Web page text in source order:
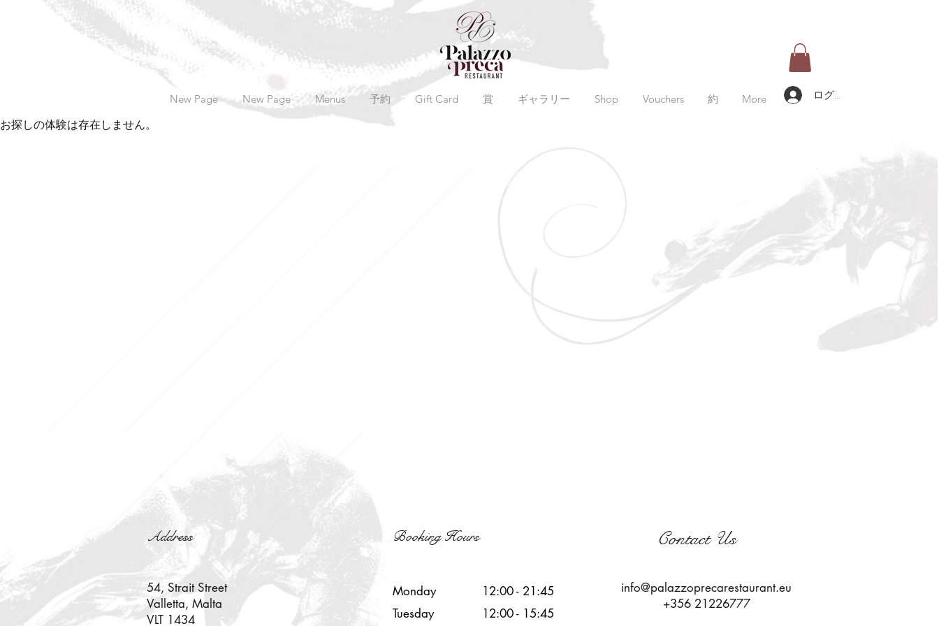
New Page New Page Menus 予約 Gift Card 賞 ギャラリー Shop Vouchers 約 More ログイン
お探しの体験は存在しません。
Address Booking Hours Contact Us
54, Strait Street
Valletta, Malta
VLT 1434
Monday
Tuesday
12:00 - 21:45
12:00 - 15:45
info@palazzoprecarestaurant.eu
+356 21226777